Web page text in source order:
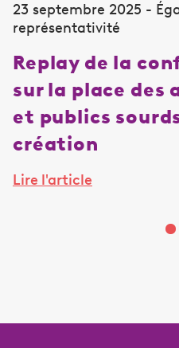
23 septembre 2025 -
représentativité
Replay de la
sur la place des
et publics
création
Lire l'article